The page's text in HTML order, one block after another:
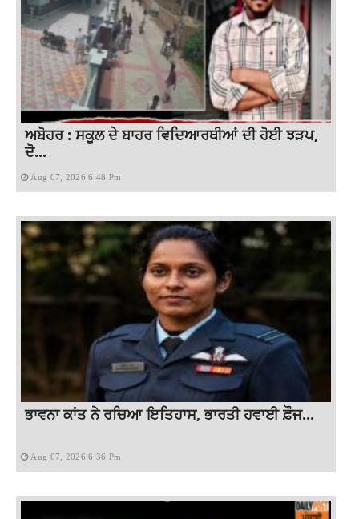
ਅਬੋਹਰ : ਸਕੂਲ ਦੇ ਬਾਹਰ ਵਿਦਿਆਰਥੀਆਂ ਦੀ ਹੋਈ ਝੜਪ,
ਦੋ...
Aug 07, 2026 6:48 Pm
ਭਾਵਨਾ ਕਾਂਤ ਨੇ ਰਚਿਆ ਇਤਿਹਾਸ, ਭਾਰਤੀ ਹਵਾਈ ਫ਼ੌਜ...
Aug 07, 2026 6:36 Pm